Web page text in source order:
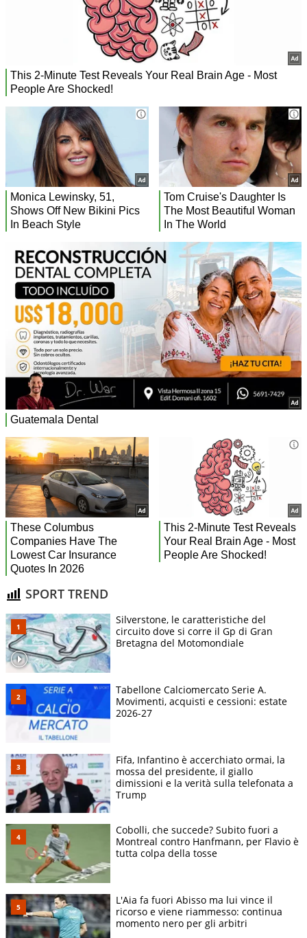
SPORT TREND
Silverstone, le caratteristiche del
circuito dove si corre il Gp di Gran
Bretagna del Motomondiale
Tabellone Calciomercato Serie A.
Movimenti, acquisti e cessioni: estate
2026-27
Fifa, Infantino è accerchiato ormai, la
mossa del presidente, il giallo
dimissioni e la verità sulla telefonata a
Trump
Cobolli, che succede? Subito fuori a
Montreal contro Hanfmann, per Flavio è
tutta colpa della tosse
L'Aia fa fuori Abisso ma lui vince il
ricorso e viene riammesso: continua
momento nero per gli arbitri